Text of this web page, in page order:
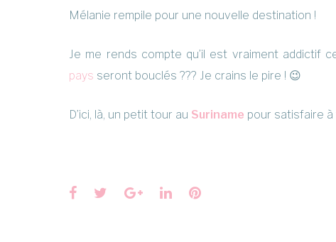
Mélanie rempile pour une nouvelle destination !
Je me rends compte qu’il est vraiment addictif
pays seront bouclés ??? Je crains le pire ! 😉
D’ici, là, un petit tour au Suriname pour satisfaire
Facebook
TwitterGoogle+
LinkedInPinterest